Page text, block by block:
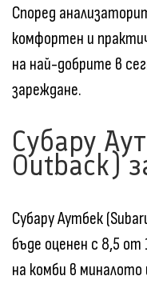
Според
комфортен и
на най-добрите в
зареждане.
Субару
Outback)
Субару Аутбек
бъде оценен с 8,5
на комби в миналото